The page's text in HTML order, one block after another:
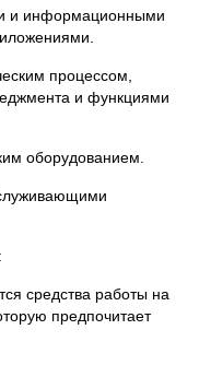
и информационными
процессом,
и функциями
оборудованием.
средства работы на
предпочитает